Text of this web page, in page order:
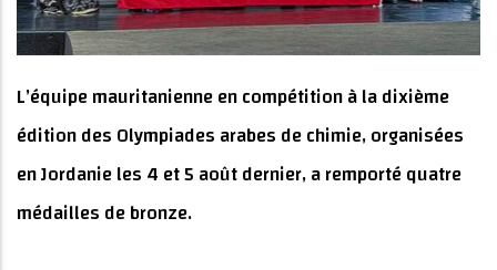
L’équipe mauritanienne en compétition à la dixième
édition des Olympiades arabes de chimie, organisées
en Jordanie les 4 et 5 août dernier, a remporté quatre
médailles de bronze.